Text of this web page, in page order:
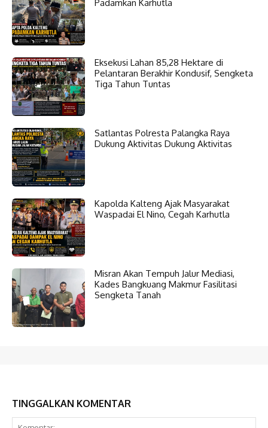
Padamkan Karhutla
Eksekusi Lahan 85,28 Hektare di
Pelantaran Berakhir Kondusif, Sengketa
Tiga Tahun Tuntas
Satlantas Polresta Palangka Raya
Dukung Aktivitas Dukung Aktivitas
Kapolda Kalteng Ajak Masyarakat
Waspadai El Nino, Cegah Karhutla
Misran Akan Tempuh Jalur Mediasi,
Kades Bangkuang Makmur Fasilitasi
Sengketa Tanah
TINGGALKAN KOMENTAR